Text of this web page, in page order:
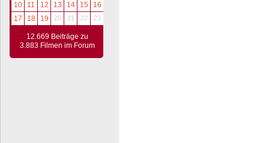
10 11 12 13 14 15
16
17
18 19 20 21 22 23
12.669 Beiträge zu
3.883 Filmen im Forum